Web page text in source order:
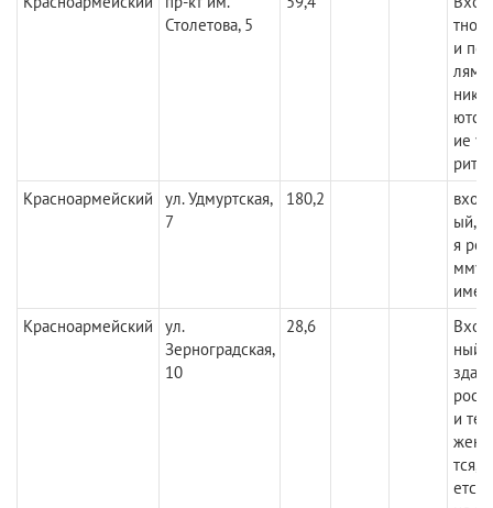
Столетова, 5
тно
и
ие
Красноармейский
ул. Удмуртская,
7
180,2
вход
ый,
я
Красноармейский
ул.
Зерноградская,
10
28,6
Вход
ный
и
тся,
ется,